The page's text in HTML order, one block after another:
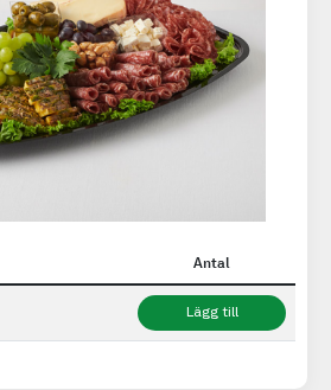
Antal
Lägg till